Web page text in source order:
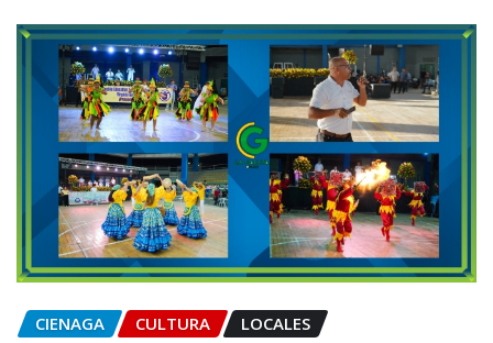
CIENAGA CULTURA LOCALES